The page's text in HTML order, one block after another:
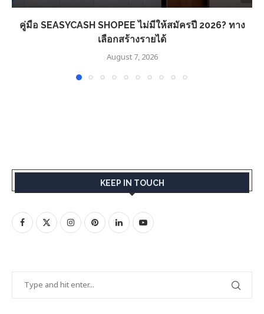
คู่มือ SEASYCASH SHOPEE ไม่มีให้สมัครปี 2026? ทาง
เลือกสร้างรายได้
August 7, 2026
KEEP IN TOUCH